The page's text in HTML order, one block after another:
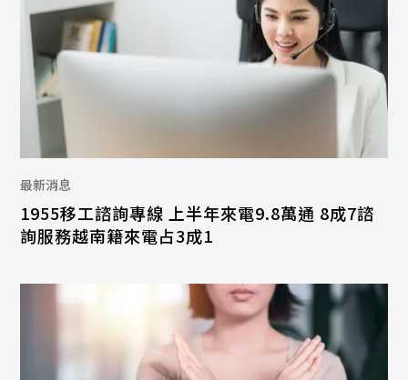
最新消息
1955移工諮詢專線 上半年來電9.8萬通 8成7諮
詢服務越南籍來電占3成1